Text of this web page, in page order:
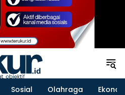
Sosial Olahraga